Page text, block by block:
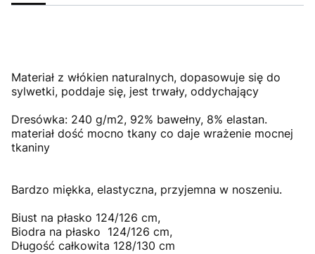
Materiał z włókien naturalnych, dopasowuje się do
sylwetki, poddaje się, jest trwały, oddychający
Dresówka: 240 g/m2, 92% bawełny, 8% elastan.
materiał dość mocno tkany co daje wrażenie mocnej
tkaniny
Bardzo miękka, elastyczna, przyjemna w noszeniu.
Biust na płasko 124/126 cm,
Biodra na płasko 124/126 cm,
Długość całkowita 128/130 cm